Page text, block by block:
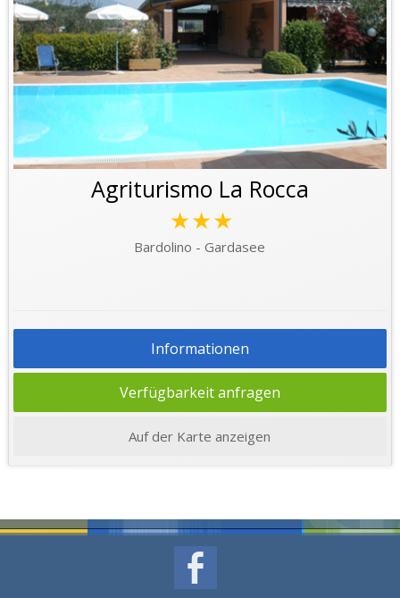
Agriturismo La Rocca
★★★
Bardolino - Gardasee
Informationen
Verfügbarkeit anfragen
Auf der Karte anzeigen